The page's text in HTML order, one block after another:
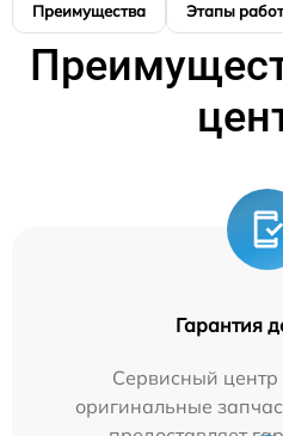
Преимущества Этапы работ
Гарантия
Сервисный центр
оригинальные